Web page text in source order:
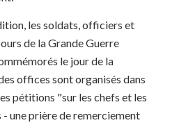
les soldats, officiers et
de la Grande Guerre
le jour de la
offices sont organisés dans
pétitions "sur les chefs et les
- une prière de remerciement